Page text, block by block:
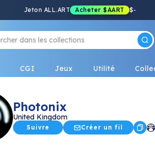
Jeton ALL.ART Acheter $AART $-
CGI Jeux Utilité
Photonix
United Kingdom
Suivre Créer un fil